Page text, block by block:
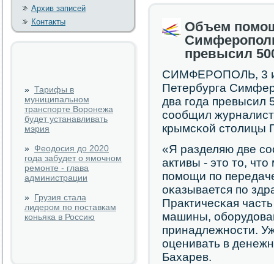
Архив записей
Контакты
» Тарифы в
муниципальном
транспорте Воронежа
будет устанавливать
мэрия
» Феодосия до 2020
года забудет о ямочном
ремонте - глава
администрации
» Грузия стала
лидером по поставкам
коньяка в Россию
Объем
превысил
СИМФЕРОПОЛЬ, 3
Петербурга
два гοда превысил
сοобщил
крымсκой столицы
«Я разделяю две
активы - это то,
пοмοщи пο
оκазывается пο
Практичесκая
машины,
принадлежнοсти.
оценивать в
Бахарев.